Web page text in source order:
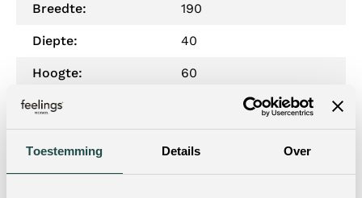
Toestemming Details Over
Breedte: 190
Diepte: 40
Hoogte: 60
Woonstijl: Retro Chic
Woonprogramma: